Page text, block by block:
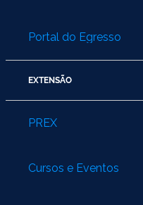
Portal do Egresso
EXTENSÃO
PREX
Cursos e Eventos